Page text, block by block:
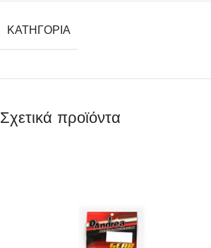
ΚΑΤΗΓΟΡΊΑ
Σχετικά προϊόντα